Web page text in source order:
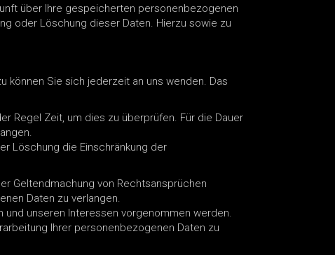
über Ihre gespeicherten personenbezogenen
oder Löschung dieser Daten. Hierzu sowie zu
können Sie sich jederzeit an uns wenden. Das
Regel Zeit, um dies zu überprüfen. Für die Dauer
Löschung die Einschränkung der
Geltendmachung von Rechtsansprüchen
Daten zu verlangen.
und unseren Interessen vorgenommen werden.
Ihrer personenbezogenen Daten zu